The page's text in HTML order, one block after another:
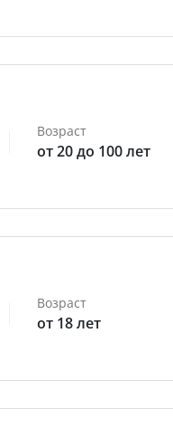
Возраст
от 20 до 100 лет
Возраст
от 18 лет